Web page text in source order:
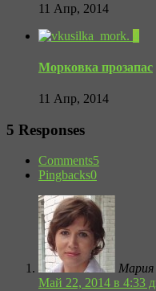
11 Апр, 2014
4
Морковка прозапас
11 Апр, 2014
5 Responses
Comments5
Pingbacks0
Май 22, 2014 в 4:33